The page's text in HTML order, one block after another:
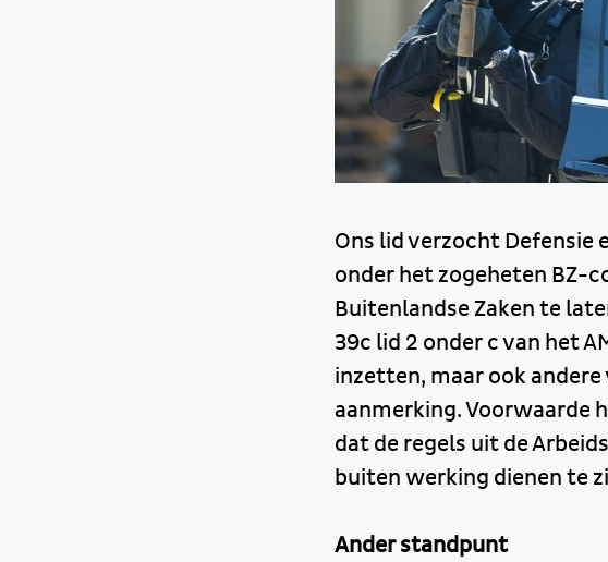
Ons lid verzocht Defensie
onder het zogeheten BZ-
Buitenlandse Zaken te
39c lid 2 onder c van het
inzetten, maar ook
aanmerking. Voorwaarde
dat de regels uit de
buiten werking dienen te
Ander standpunt